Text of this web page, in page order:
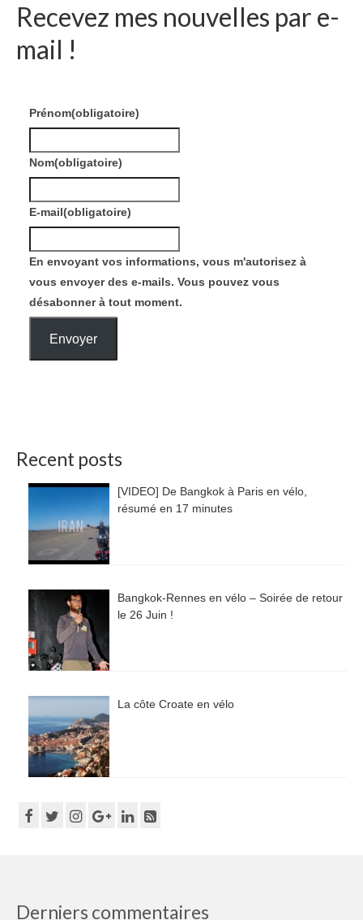
Recevez mes nouvelles par e-
mail !
Prénom(obligatoire)
Nom(obligatoire)
E-mail(obligatoire)
En envoyant vos informations, vous m'autorisez à
vous envoyer des e-mails. Vous pouvez vous
désabonner à tout moment.
Envoyer
Recent posts
[VIDEO] De Bangkok à Paris en vélo,
résumé en 17 minutes
Bangkok-Rennes en vélo – Soirée de retour
le 26 Juin !
La côte Croate en vélo
Derniers commentaires